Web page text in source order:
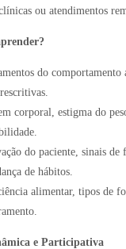
ou atendimentos
do comportamento
corporal, estigma do
do paciente, sinais de
de hábitos.
alimentar, tipos de
e Participativa